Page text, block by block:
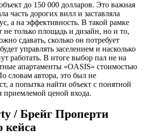
до 150 000 долларов. Это важная
часть дорогих вилл и заставляла
а на эффективность. В такой рамке
не только площадь и дизайн, но и то,
сдавать, сколько он потребует
управлять заселением и насколько
работать. В итоге выбор пал не на
апартаменты «OASIS» стоимостью
словам автора, это был не
а попытка найти объект с понятной
приемлемой ценой входа.
/ Брейг Проперти
кейса